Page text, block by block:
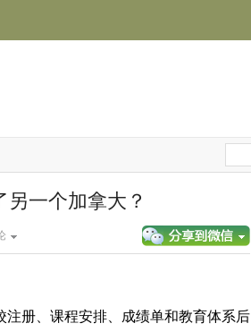
一个加拿大？
册、课程安排、成绩单和教育体系后